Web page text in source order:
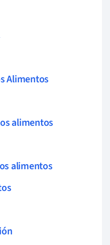
Alimentos
alimentos
alimentos